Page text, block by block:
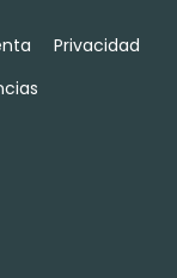
Privacidad